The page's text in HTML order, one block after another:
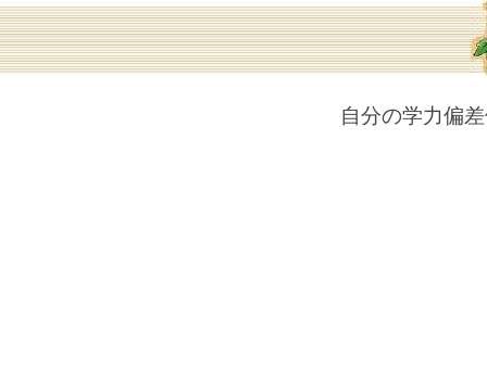
自分の学力偏